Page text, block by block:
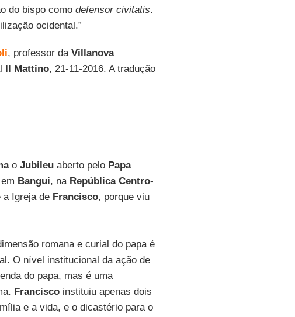
do bispo como defensor civitatis.
ocidental.”
, professor da Villanova
Il Mattino, 21-11-2016. A tradução
o Jubileuaberto pelo Papa
Bangui, na República Centro-
a Igreja de Francisco, porque viu
romana e curial do papa é
O nível institucional da ação de
do papa, mas é uma
Franciscoinstituiu apenas dois
e a vida, e o dicastério para o